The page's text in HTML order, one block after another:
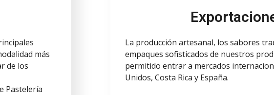
más
de los
Pastelería
La producción artesanal, los sabores
empaques sofisticados de nuestros
permitido entrar a mercados
Unidos, Costa Rica y España.